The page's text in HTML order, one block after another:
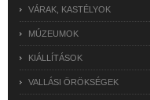
VÁRAK, KASTÉLYOK
MÚZEUMOK
KIÁLLÍTÁSOK
VALLÁSI ÖRÖKSÉGEK